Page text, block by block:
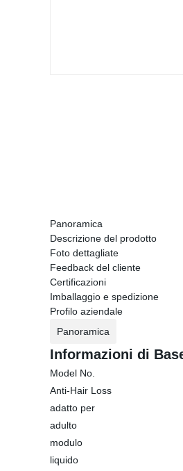
Panoramica
Descrizione del prodotto
Foto dettagliate
Feedback del cliente
Certificazioni
Imballaggio e spedizione
Profilo aziendale
Panoramica
Informazioni di
Model No.
Anti-Hair Loss
adatto per
adulto
modulo
liquido